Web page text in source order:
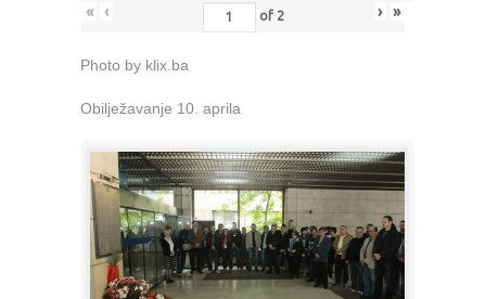
« ‹ of 2 › »
Photo by klix.ba
Obilježavanje 10. aprila